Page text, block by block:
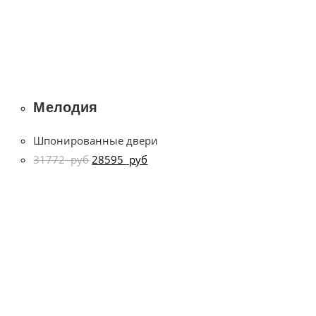
Мелодия
Шпонированные двери
31772руб 28595 руб